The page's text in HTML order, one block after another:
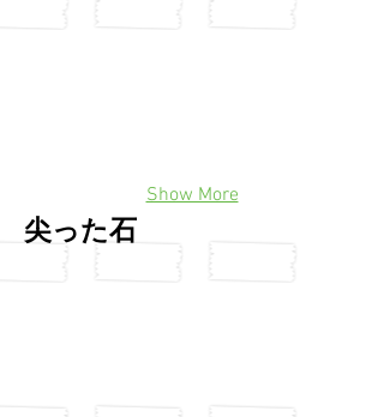
Show More
尖った石